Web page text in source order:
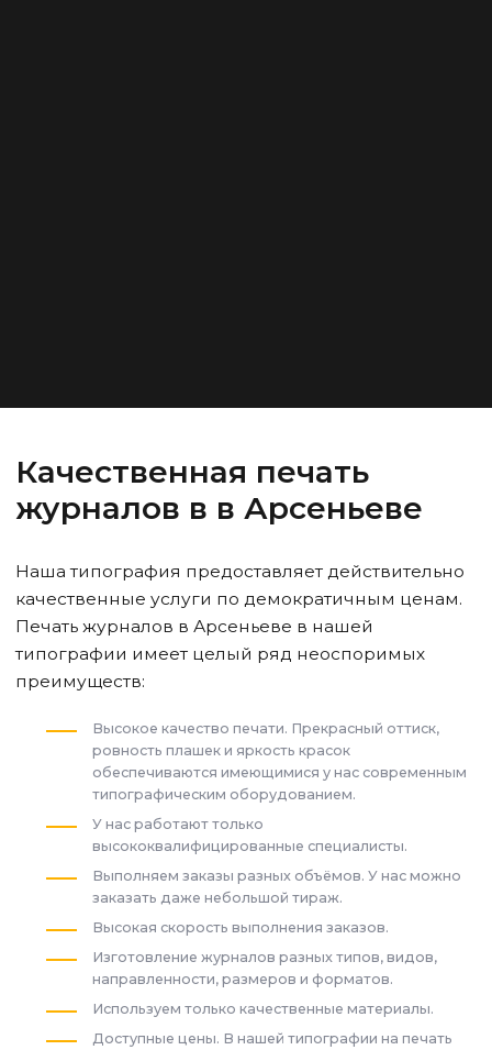
Качественная печать
журналов в в Арсеньеве
Наша типография предоставляет действительно
качественные услуги по демократичным ценам.
Печать журналов в Арсеньеве в нашей
типографии имеет целый ряд неоспоримых
преимуществ:
Высокое качество печати. Прекрасный оттиск,
ровность плашек и яркость красок
обеспечиваются имеющимися у нас современным
типографическим оборудованием.
У нас работают только
высококвалифицированные специалисты.
Выполняем заказы разных объёмов. У нас можно
заказать даже небольшой тираж.
Высокая скорость выполнения заказов.
Изготовление журналов разных типов, видов,
направленности, размеров и форматов.
Используем только качественные материалы.
Доступные цены. В нашей типографии на печать